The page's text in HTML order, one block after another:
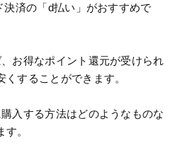
済の「d払い」がおすすめで
お得なポイント還元が受けられ
することができます。
入する方法はどのようなものな
。